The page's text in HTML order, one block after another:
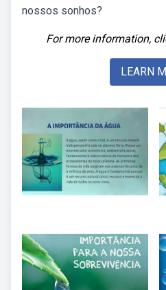
nossos sonhos?
For more information,
LEARN